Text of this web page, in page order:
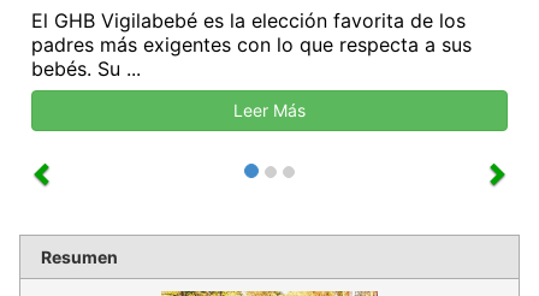
El GHB Vigilabebé es la elección favorita de los
padres más exigentes con lo que respecta a sus
bebés. Su ...
Leer Más
Resumen